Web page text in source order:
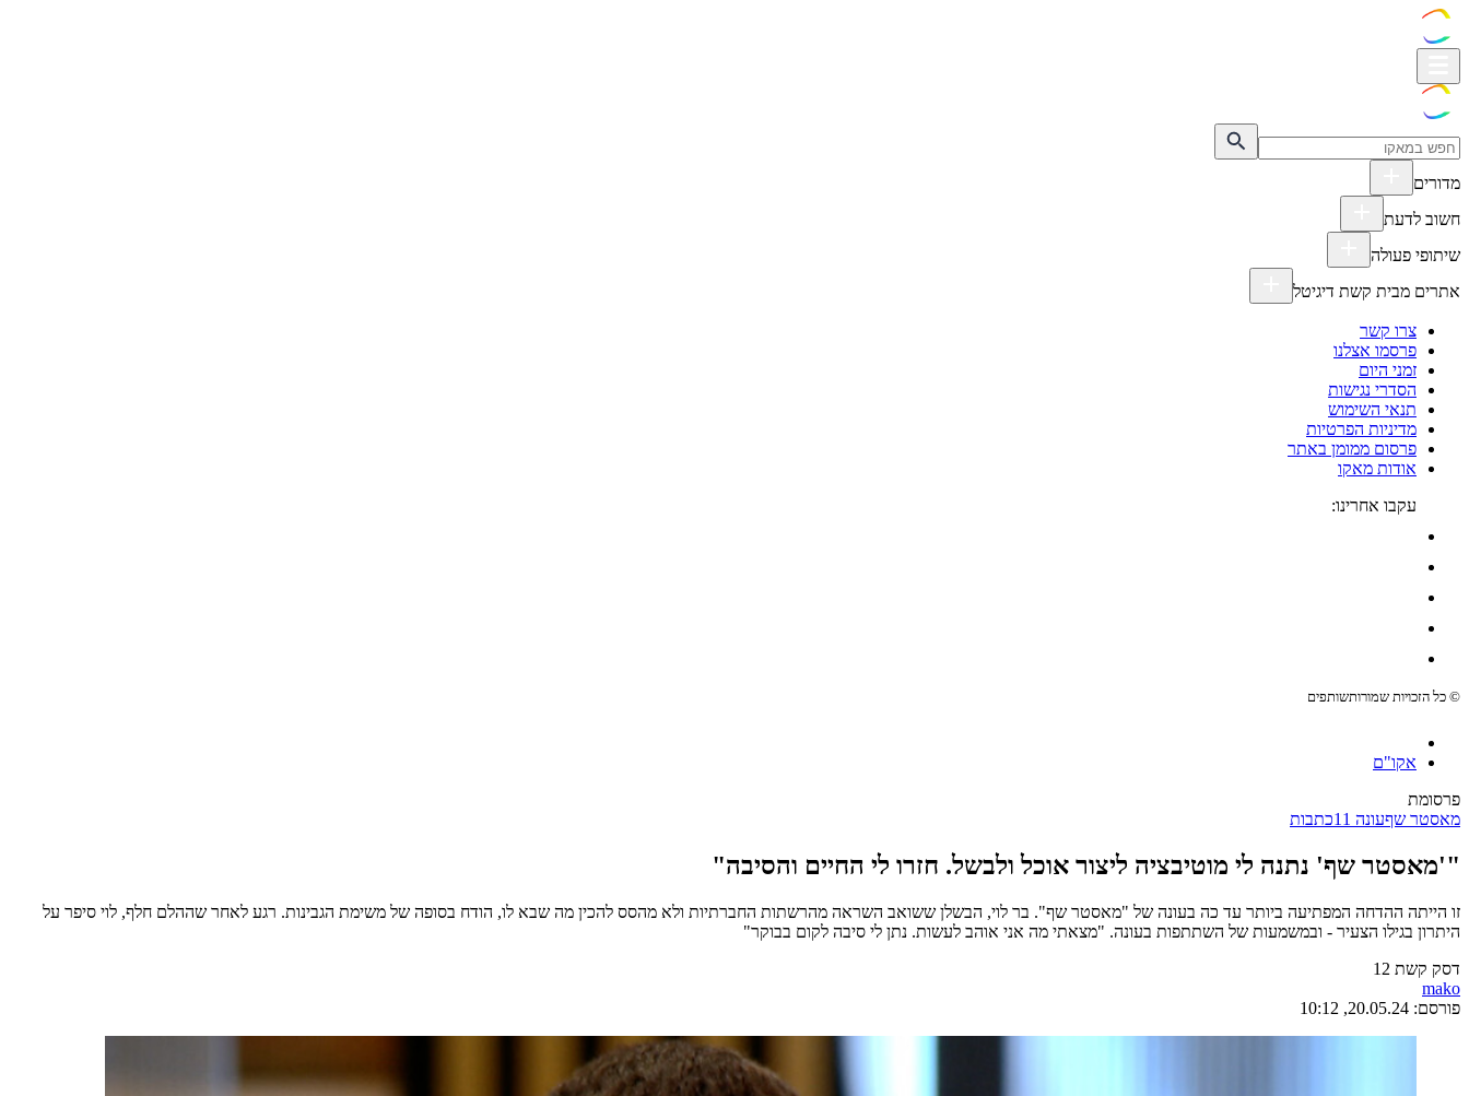
מדורים
חשוב לדעת
שיתופי פעולה
אתרים מבית קשת דיגיטל
צרו קשר
פרסמו אצלנו
זמני היום
הסדרי נגישות
תנאי השימוש
מדיניות הפרטיות
פרסום ממומן באתר
אודות מאקו
עקבו אחרינו:
© כל הזכויות שמורותשותפים
אקו"ם
פרסומת
מאסטר שףעונה 11 כתבות
"'מאסטר שף' נתנה לי מוטיבציה ליצור אוכל ולבשל. חזרו לי החיים והסיבה"
זו הייתה ההדחה המפתיעה ביותר עד כה בעונה של "מאסטר שף". בר לוי, הבשלן ששואב השראה מהרשתות החברתיות ולא מהסס להכין מה שבא לו, הודח בסופה של משימת הגבינות. רגע לאחר שההלם חלף, לוי סיפר על
היתרון בגילו הצעיר - ובמשמעות של השתתפות בעונה. "מצאתי מה אני אוהב לעשות. נתן לי סיבה לקום בבוקר"
דסק קשת 12
mako
פורסם: 20.05.24, 10:12